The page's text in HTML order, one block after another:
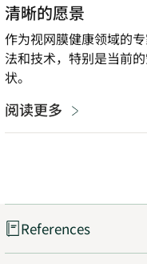
清晰的愿景
作为视网膜健康领域的
法和技术，特别是当前
状。
阅读更多
References